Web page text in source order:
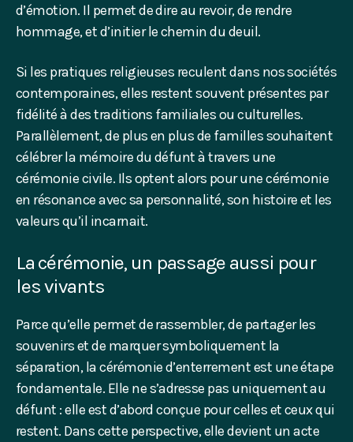
d’émotion. Il permet de dire au revoir, de rendre
hommage, et d’initier le chemin du deuil.
Si les pratiques religieuses reculent dans nos sociétés
contemporaines, elles restent souvent présentes par
fidélité à des traditions familiales ou culturelles.
Parallèlement, de plus en plus de familles souhaitent
célébrer la mémoire du défunt à travers une
cérémonie civile. Ils optent alors pour une cérémonie
en résonance avec sa personnalité, son histoire et les
valeurs qu’il incarnait.
La cérémonie, un passage aussi pour
les vivants
Parce qu’elle permet de rassembler, de partager les
souvenirs et de marquer symboliquement la
séparation, la cérémonie d’enterrement est une étape
fondamentale. Elle ne s’adresse pas uniquement au
défunt : elle est d’abord conçue pour celles et ceux qui
restent. Dans cette perspective, elle devient un acte